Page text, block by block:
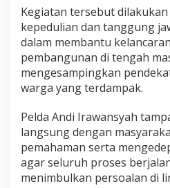
a
s
i
P
e
n
g
o
o
n
g
n
L
Kegiatan tersebut
kepedulian dan tanggung
dalam membantu
pembangunan di tengah
mengesampingkan
warga yang terdampak.
Pelda Andi Irawansyah
langsung dengan
pemahaman serta
agar seluruh proses
menimbulkan persoalan di